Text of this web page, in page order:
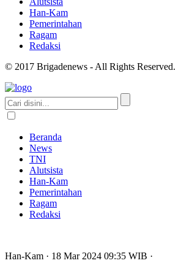
Han-Kam
Pemerintahan
Ragam
Redaksi
© 2017 Brigadenews - All Rights Reserved.
Beranda
News
TNI
Alutsista
Han-Kam
Pemerintahan
Ragam
Redaksi
Han-Kam · 18 Mar 2024 09:35 WIB ·